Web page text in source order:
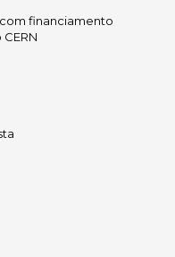
financiamento